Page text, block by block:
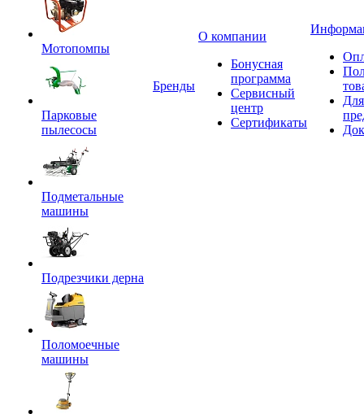
Мотопомпы
Парковые
пылесосы
Подметальные
машины
Подрезчики дерна
Поломоечные
машины
Бренды
О компании
Бонусная
программа
Сервисный
центр
Сертификаты
Для